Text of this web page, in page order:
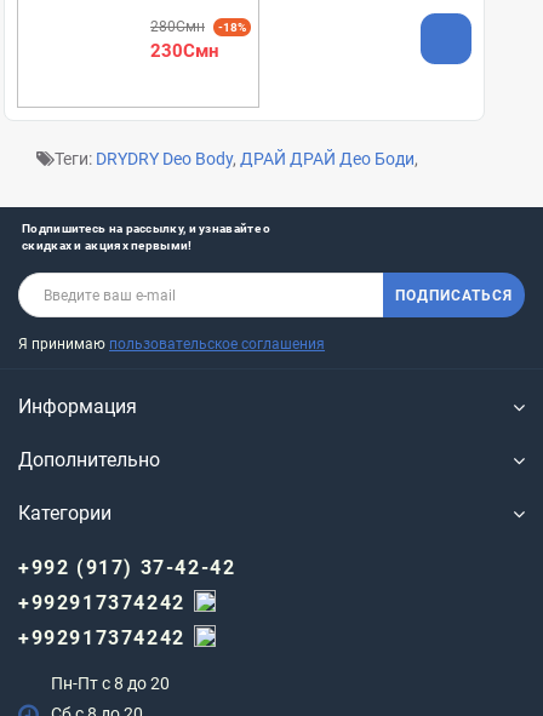
280Смн -18%
230Смн
Теги: DRYDRY Deo Body, ДРАЙ ДРАЙ Део Боди,
Подпишитесь на рассылку, и узнавайте о
скидках и акциях первыми!
ПОДПИСАТЬСЯ
Я принимаю пользовательское соглашения
Информация
Дополнительно
Категории
+992 (917) 37-42-42
+992917374242
+992917374242
Пн-Пт с 8 до 20